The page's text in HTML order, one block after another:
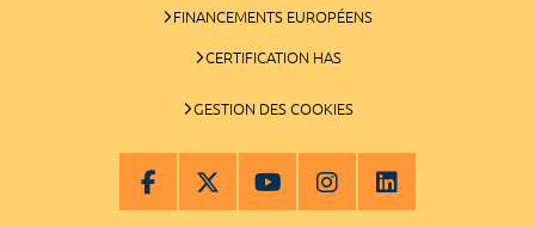
FINANCEMENTS EUROPÉENS
CERTIFICATION HAS
GESTION DES COOKIES